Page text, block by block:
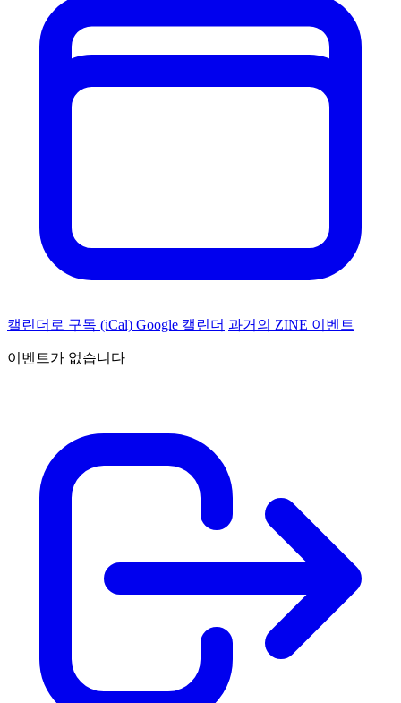
캘린더로 구독 (iCal) Google 캘린더 과거의 ZINE 이벤트
이벤트가 없습니다